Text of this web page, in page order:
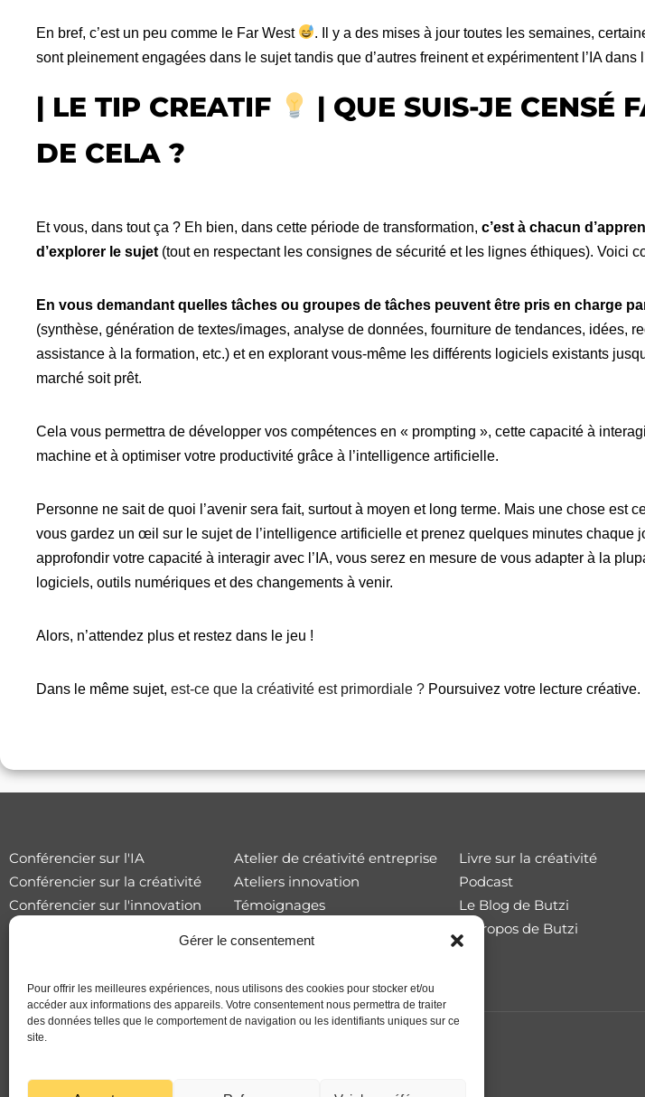
Gérer le consentement
Pour offrir les meilleures expériences, nous utilisons des cookies pour stocker et/ou
accéder aux informations des appareils. Votre consentement nous permettra de traiter
des données telles que le comportement de navigation ou les identifiants uniques sur ce
site.
En bref, c’est un peu comme le Far West
. Il y a des mises à jour toutes les semaines,
sont pleinement engagées dans le sujet tandis que d’autres freinent et expérimentent l’IA dans
| LE TIP CREATIF
| QUE SUIS-JE CENSÉ
DE CELA ?
Et vous, dans tout ça ? Eh bien, dans cette période de transformation, c’est à chacun
d’explorer le sujet (tout en respectant les consignes de sécurité et les lignes éthiques). Voici
En vous demandant quelles tâches ou groupes de tâches peuvent être pris en charge
(synthèse, génération de textes/images, analyse de données, fourniture de tendances, idées,
assistance à la formation, etc.) et en explorant vous-même les différents logiciels existants
marché soit prêt.
Cela vous permettra de développer vos compétences en « prompting », cette capacité à
machine et à optimiser votre productivité grâce à l’intelligence artificielle.
Personne ne sait de quoi l’avenir sera fait, surtout à moyen et long terme. Mais une chose est
vous gardez un œil sur le sujet de l’intelligence artificielle et prenez quelques minutes chaque
approfondir votre capacité à interagir avec l’IA, vous serez en mesure de vous adapter à la
logiciels, outils numériques et des changements à venir.
Alors, n’attendez plus et restez dans le jeu !
Dans le même sujet, est-ce que la créativité est primordiale ? Poursuivez votre lecture créative.
Conférencier sur l'IA
Conférencier sur la créativité
Conférencier sur l'innovation
Atelier de créativité entreprise
Ateliers innovation
Témoignages
Livre sur la créativité
Podcast
Le Blog de Butzi
A propos de Butzi